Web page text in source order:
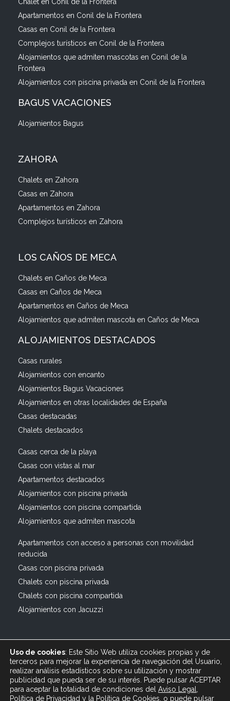
Apartamentos en Conil de la Frontera
Casas en Conil de la Frontera
Complejos turísticos en Conil de la Frontera
Alojamientos que admiten mascotas en Conil de la
Frontera
Alojamientos con piscina privada en Conil de la Frontera
BAGUS VACACIONES
Alojamientos Bagus
ZAHORA
Chalets en Zahora
Casas en Zahora
Apartamentos en Zahora
Complejos turísticos en Zahora
LOS CAÑOS DE MECA
Chalets en Caños de Meca
Casas en Caños de Meca
Apartamentos en Caños de Meca
Alojamientos que admiten mascota en Caños de Meca
ALOJAMIENTOS DESTACADOS
Casas rurales
Alojamientos con encanto
Alojamientos Bagus Vacaciones
Alojamientos en otras localidades de España
Casas destacadas
Chalets destacados
Casas cerca de la playa
Casas con vistas al mar
Apartamentos destacados
Alojamientos con piscina privada
Alojamientos con piscina compartida
Alojamientos que admiten mascota
Apartamentos con acceso a personas con movilidad
reducida
Casas con piscina privada
Chalets con piscina privada
Chalets con piscina compartida
Alojamientos con Jacuzzi
© 2019 All rights reserved Bagus Vacaciones :: Alquiler
Turístico Vacacional en España, Andalucía, Cádiz ·
Uso de cookies: Este Sitio Web utiliza cookies propias y de
terceros para mejorar la experiencia de navegación del Usuario,
realizar análisis estadísticos sobre su utilización y mostrar
publicidad que pueda ser de su interés. Puede pulsar ACEPTAR
para aceptar la totalidad de condiciones del Aviso Legal
Política de Privacidad y la Política de Cookies , o puede pulsar